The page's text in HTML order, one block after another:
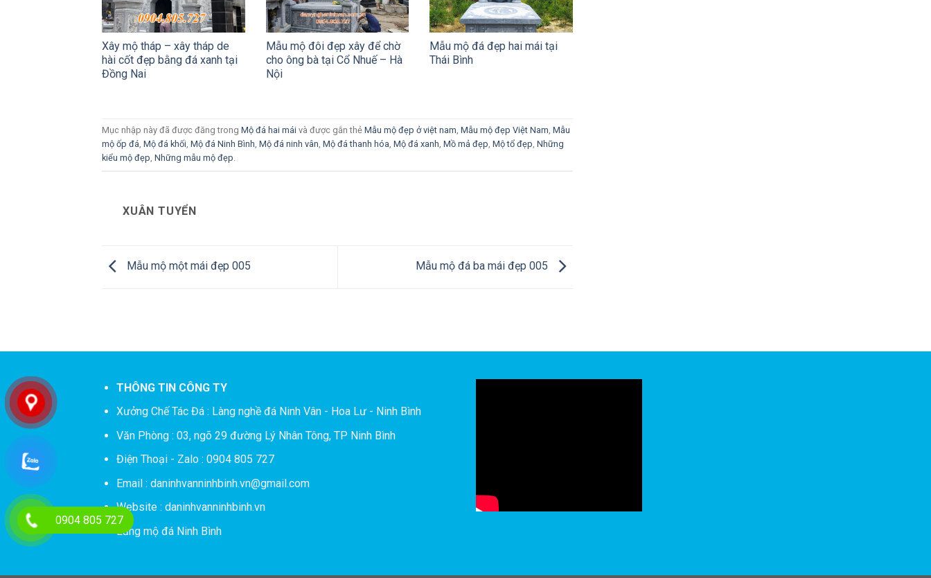
Xây mộ tháp – xây tháp de
hài cốt đẹp bằng đá xanh tại
Đồng Nai
Mẫu mộ đôi đẹp xây để chờ
cho ông bà tại Cổ Nhuế – Hà
Nội
Mẫu mộ đá đẹp hai mái tại
Thái Bình
Mục nhập này đã được đăng trong Mộ đá hai mái và được gắn thẻ Mẫu mộ đẹp ở việt nam, Mẫu mộ đẹp Việt Nam, Mẫu
mộ ốp đá, Mộ đá khối, Mộ đá Ninh Bình, Mộ đá ninh vân, Mộ đá thanh hóa, Mộ đá xanh, Mồ mả đẹp, Mộ tổ đẹp, Những
kiểu mộ đẹp, Những mẫu mộ đẹp.
XUÂN TUYỂN
Mẫu mộ một mái đẹp 005 Mẫu mộ đá ba mái đẹp 005
THÔNG TIN CÔNG TY
Xưởng Chế Tác Đá : Làng nghề đá Ninh Vân - Hoa Lư - Ninh Bình
Văn Phòng : 03, ngõ 29 đường Lý Nhân Tông, TP Ninh Bình
Điện Thoại - Zalo : 0904 805 727
Email : daninhvanninhbinh.vn@gmail.com
Website : daninhvanninhbinh.vn
Lăng mộ đá Ninh Bình
0904 805 727